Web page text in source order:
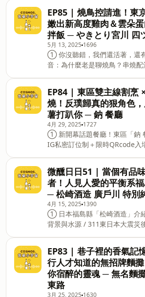
Instagram
餐桌小宇宙～小額贊助！賞杯酒
呼搭啦🤣 理性飲酒 ∗ 形象至上 ∗ 未滿18
歲禁止飲酒 ∗ 酒後不開車 ∗ 安
Powered by Firstory Hosting
飽滿，經典組合熱呼呼 ③ 阿田
一 / 全套 / 半套陽春麵，有肉有
餛飩，一碗麵的感動像直球丟進心
記花枝羹】 ☑︎ 台灣新北市三重區
路51號右走廊 【阿田麵】&nbsp; ☑︎ 台灣
新北市三重區光興街34號 更多餐搭宇宙，
來聽餐桌小宇宙！ #三重美食名
般飛來 #美美的小吃魂大爆
情懷 宇宙接線生：美美＆蘭斯＆咪編 ★
Facebook |&nbsp;餐桌小宇宙
Instagram
餐桌小宇宙～小額贊助！賞杯酒
呼搭啦🤣 理性飲酒 ∗ 形象至上 ∗ 未滿18
歲禁止飲酒 ∗ 酒後不開車 ∗ 安
EP85 | 燒鳥控請進！東
嫩出新高度雞肉＆雲朵
拌飯 ─ やきとり宮川 四
5月 13, 2025 1696
① 你沒聽錯，我們還活著，還
音：為什麼老是聊燒鳥？串燒配
介紹：地點 / 訂位方式，前雞肉
的燒鳥店 ③ 白炸雞、雞肉火腿
雞心，最後用雲朵蛋白TKG收
靈魂來自食材與炭火！使用備長
自製八味粉＋細緻山椒粉，職人
展現 ⑤ 飲品選擇超豐富：精釀
本酒、特製PB酒「無題」、「生
來一杯！ 【やきとり宮川 四ツ谷】 ☑︎ 日
本東京都千代田区六番町15-2
更多餐搭宇宙，來聽餐桌小宇
新鮮吃得出來 #TKG打到升天
就是我的生活解藥&nbsp; 宇宙接線生：
蘭斯＆美美＆咪編 ★ Facebook |&nbsp;
餐桌小宇宙 Cosmos.
|&nbsp;de3cosmos Email
EP84 | 東區雙主線割烹
燒！反璞歸真的狠角色
薯打趴你 ─ 鈉 餐廳
4月 29, 2025 1727
① 新開幕話題餐廳！東區「鈉
IG私密訂位制＋限時QRcode
理，龍蝦刺身、扇蝦、喜知次到
精彩，馬鈴薯永動機是偷渡主
後會懷疑自己其實是來續馬鈴
知次釜飯＆銅鑼燒冰淇淋甜點結
給你吃 【鈉 餐廳】 ☑︎ 台灣台北市大安區
敦化南路二段146巷1號 更多餐搭宇宙，
來聽餐桌小宇宙！ #無預警成為
新寵 #這種用料只能坐等漲
控出動&nbsp; 宇宙接線生：美美＆蘭斯
＆咪編 ★ Facebook |&nbsp;餐桌小宇宙
Cosmos. Instagram
|&nbsp;de3cosmos Email
微醺日日51 | 當個有品
者！人見人愛的平衡系
─ 松崎酒造 廣戶川 特別
4月 15, 2025 1390
① 日本福島縣「松崎酒造」介
背景與水源 / 311東日本大震災
酒米釀造的在地精神 ② 「廣戶
米酒」介紹：規格 / 風味分析 /
/ 搭餐建議 ③ 入門者推薦！日
也選用的「國民級」平衡系酒款
拓哉？AKB48？還是國民主播？ 【松崎酒
EP83 | 巷子裡的香氣記
行人才知道的無招牌麵
你宿醉的靈魂 ─ 無名麵
東路
3月 25, 2025 1630